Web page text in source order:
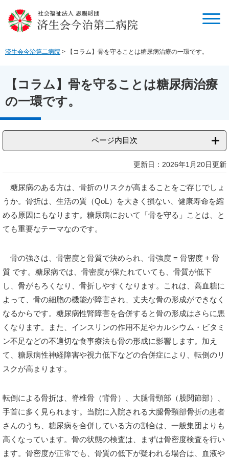
先
を
本
済生会今治第二病院 > 【コラム】骨を守ることは糖尿病治療の一環です。
【コラム】骨を守ることは糖尿病治療
の一環です。
ページ内目次
文
更新日：2026年1月20日更新
糖尿病のある方は、骨折のリスクが高まることをご存じでしょ
うか。骨折は、生活の質（QoL）を大きく損ない、健康寿命を縮
める原因にもなります。糖尿病において「骨を守る」ことは、と
ても重要なテーマなのです。
骨の強さは、骨密度と骨質で決められ、骨強度 = 骨密度 + 骨
質 です。糖尿病では、骨密度が保たれていても、骨質が低下
し、骨がもろくなり、骨折しやすくなります。これは、高血糖に
よって、骨の細胞の機能が障害され、丈夫な骨の形成ができなく
なるからです。糖尿病性腎障害を合併すると骨の形成はさらに悪
くなります。また、インスリンの作用不足やカルシウム・ビタミ
ン不足などの不適切な食事療法も骨の形成に影響します。加え
て、糖尿病性神経障害や視力低下などの合併症により、転倒のリ
スクが高まります。
転倒による骨折は、脊椎骨（背骨）、大腿骨頸部（股関節部）、
手首に多く見られます。当院に入院される大腿骨頸部骨折の患者
さんのうち、糖尿病を合併している方の割合は、一般集団よりも
高くなっています。骨の状態の検査は、まずは骨密度検査を行い
ます。骨密度が正常でも、骨質の低下が疑われる場合は、血液や